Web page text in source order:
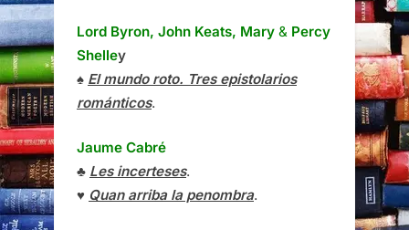
Lord Byron, John Keats, Mary & Percy
Shelley
♠ El mundo roto. Tres epistolarios
románticos.
Jaume Cabré
♣ Les incerteses.
♥ Quan arriba la penombra.